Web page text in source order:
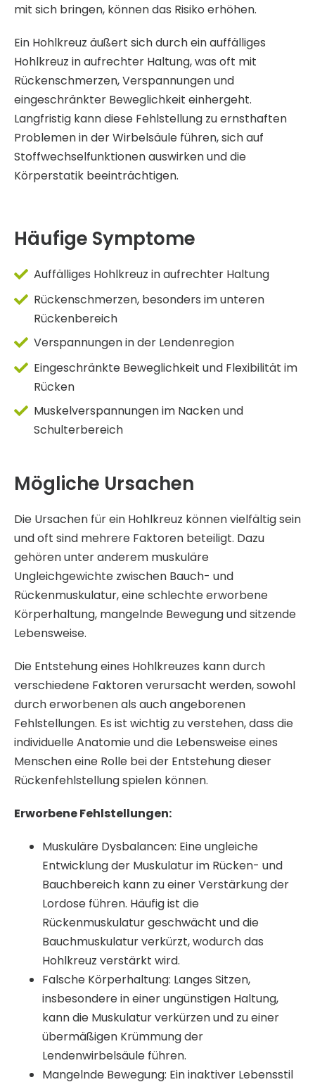
mit sich bringen, können das Risiko erhöhen.
Ein Hohlkreuz äußert sich durch ein auffälliges
Hohlkreuz in aufrechter Haltung, was oft mit
Rückenschmerzen, Verspannungen und
eingeschränkter Beweglichkeit einhergeht.
Langfristig kann diese Fehlstellung zu ernsthaften
Problemen in der Wirbelsäule führen, sich auf
Stoffwechselfunktionen auswirken und die
Körperstatik beeinträchtigen.
Häufige Symptome
Auffälliges Hohlkreuz in aufrechter Haltung
Rückenschmerzen, besonders im unteren
Rückenbereich
Verspannungen in der Lendenregion
Eingeschränkte Beweglichkeit und Flexibilität im
Rücken
Muskelverspannungen im Nacken und
Schulterbereich
Mögliche Ursachen
Die Ursachen für ein Hohlkreuz können vielfältig sein
und oft sind mehrere Faktoren beteiligt. Dazu
gehören unter anderem muskuläre
Ungleichgewichte zwischen Bauch- und
Rückenmuskulatur, eine schlechte erworbene
Körperhaltung, mangelnde Bewegung und sitzende
Lebensweise.
Die Entstehung eines Hohlkreuzes kann durch
verschiedene Faktoren verursacht werden, sowohl
durch erworbenen als auch angeborenen
Fehlstellungen. Es ist wichtig zu verstehen, dass die
individuelle Anatomie und die Lebensweise eines
Menschen eine Rolle bei der Entstehung dieser
Rückenfehlstellung spielen können.
Erworbene Fehlstellungen:
Muskuläre Dysbalancen: Eine ungleiche
Entwicklung der Muskulatur im Rücken- und
Bauchbereich kann zu einer Verstärkung der
Lordose führen. Häufig ist die
Rückenmuskulatur geschwächt und die
Bauchmuskulatur verkürzt, wodurch das
Hohlkreuz verstärkt wird.
Falsche Körperhaltung: Langes Sitzen,
insbesondere in einer ungünstigen Haltung,
kann die Muskulatur verkürzen und zu einer
übermäßigen Krümmung der
Lendenwirbelsäule führen.
Mangelnde Bewegung: Ein inaktiver Lebensstil